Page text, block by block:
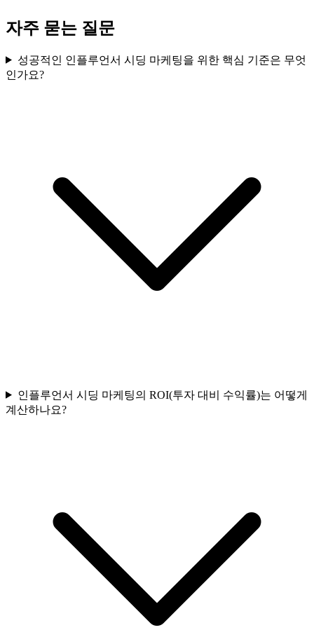
자주 묻는 질문
성공적인 인플루언서 시딩 마케팅을 위한 핵심 기준은 무엇
인가요?
인플루언서 시딩 마케팅의 ROI(투자 대비 수익률)는 어떻게
계산하나요?